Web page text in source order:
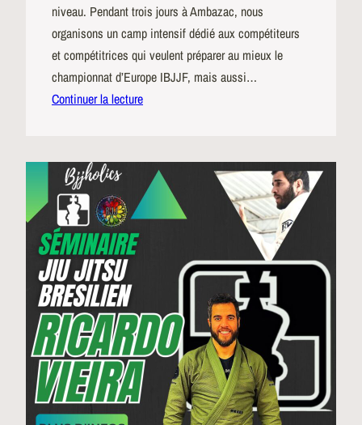
niveau. Pendant trois jours à Ambazac, nous
organisons un camp intensif dédié aux compétiteurs
et compétitrices qui veulent préparer au mieux le
championnat d’Europe IBJJF, mais aussi…
Continuer la lecture